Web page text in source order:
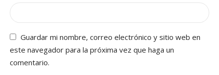
Guardar mi nombre, correo electrónico y sitio web en
este navegador para la próxima vez que haga un
comentario.